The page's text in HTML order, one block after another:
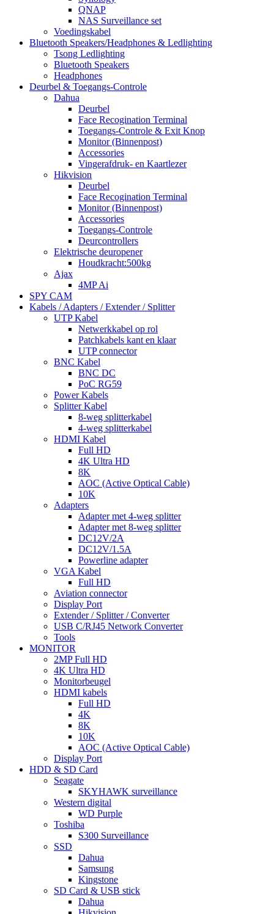
QNAP
NAS Surveillance set
Voedingskabel
Bluetooth Speakers/Headphones & Ledlighting
Tsong Ledlighting
Bluetooth Speakers
Headphones
Deurbel & Toegangs-Controle
Dahua
Deurbel
Face Recogination Terminal
Toegangs-Controle & Exit Knop
Monitor (Binnenpost)
Accessories
Vingerafdruk- en Kaartlezer
Hikvision
Deurbel
Face Recogination Terminal
Monitor (Binnenpost)
Accessories
Toegangs-Controle
Deurcontrollers
Elektrische deuropener
Houdkracht:500kg
Ajax
4MP Ai
SPY CAM
Kabels / Adapters / Extender / Splitter
UTP Kabel
Netwerkkabel op rol
Patchkabels kant en klaar
UTP connector
BNC Kabel
BNC DC
PoC RG59
Power Kabels
Splitter Kabel
8-weg splitterkabel
4-weg splitterkabel
HDMI Kabel
Full HD
4K Ultra HD
8K
AOC (Active Optical Cable)
10K
Adapters
Adapter met 4-weg splitter
Adapter met 8-weg splitter
DC12V/2A
DC12V/1.5A
Powerline adapter
VGA Kabel
Full HD
Aviation connector
Display Port
Extender / Splitter / Converter
USB C/RJ45 Network Converter
Tools
MONITOR
2MP Full HD
4K Ultra HD
Monitorbeugel
HDMI kabels
Full HD
4K
8K
10K
AOC (Active Optical Cable)
Display Port
HDD & SD Card
Seagate
SKYHAWK surveillance
Western digital
WD Purple
Toshiba
S300 Surveillance
SSD
Dahua
Samsung
Kingstone
SD Card & USB stick
Dahua